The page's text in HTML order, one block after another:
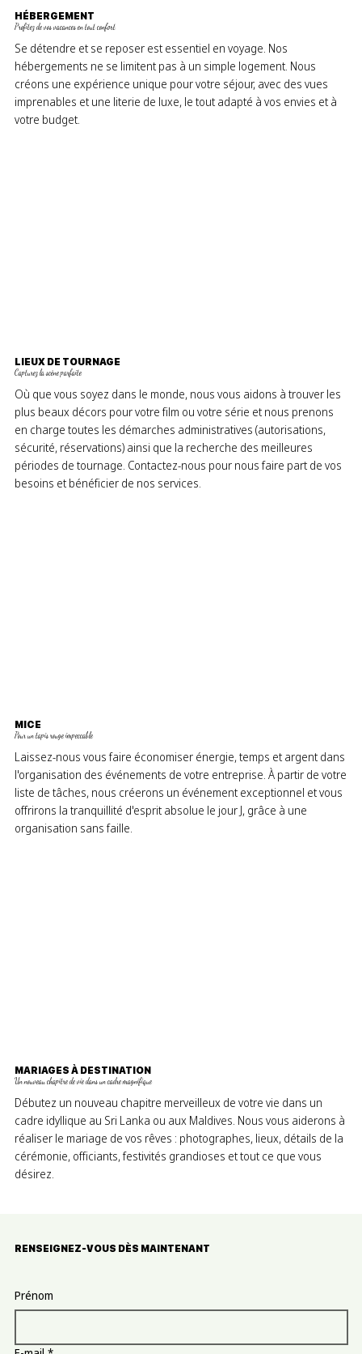
HÉBERGEMENT
Profitez de vos vacances en tout confort
Se détendre et se reposer est essentiel en voyage. Nos
hébergements ne se limitent pas à un simple logement. Nous
créons une expérience unique pour votre séjour, avec des vues
imprenables et une literie de luxe, le tout adapté à vos envies et à
votre budget.
LIEUX DE TOURNAGE
Capturez la scène parfaite
Où que vous soyez dans le monde, nous vous aidons à trouver les
plus beaux décors pour votre film ou votre série et nous prenons
en charge toutes les démarches administratives (autorisations,
sécurité, réservations) ainsi que la recherche des meilleures
périodes de tournage. Contactez-nous pour nous faire part de vos
besoins et bénéficier de nos services.
MICE
Pour un tapis rouge impeccable
Laissez-nous vous faire économiser énergie, temps et argent dans
l'organisation des événements de votre entreprise. À partir de votre
liste de tâches, nous créerons un événement exceptionnel et vous
offrirons la tranquillité d'esprit absolue le jour J, grâce à une
organisation sans faille.
MARIAGES À DESTINATION
Un nouveau chapitre de vie dans un cadre magnifique
Débutez un nouveau chapitre merveilleux de votre vie dans un
cadre idyllique au Sri Lanka ou aux Maldives. Nous vous aiderons à
réaliser le mariage de vos rêves : photographes, lieux, détails de la
cérémonie, officiants, festivités grandioses et tout ce que vous
désirez.
RENSEIGNEZ-VOUS DÈS MAINTENANT
Prénom